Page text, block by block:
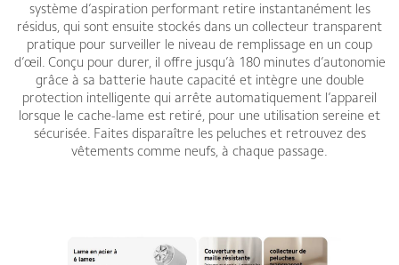
système d’aspiration performant retire instantanément les
résidus, qui sont ensuite stockés dans un collecteur transparent
pratique pour surveiller le niveau de remplissage en un coup
d’œil. Conçu pour durer, il offre jusqu’à 180 minutes d’autonomie
grâce à sa batterie haute capacité et intègre une double
protection intelligente qui arrête automatiquement l’appareil
lorsque le cache-lame est retiré, pour une utilisation sereine et
sécurisée. Faites disparaître les peluches et retrouvez des
vêtements comme neufs, à chaque passage.